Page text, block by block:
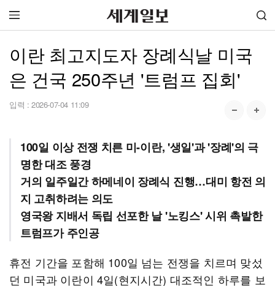
이란 최고지도자 장례식날 미국
은 건국 250주년 '트럼프 집회'
입력 : 2026-07-04 11:09
100일 이상 전쟁 치른 미-이란, '생일'과 '장례'의 극
명한 대조 풍경
거의 일주일간 하메네이 장례식 진행…대미 항전 의
지 고취하려는 의도
영국왕 지배서 독립 선포한 날 '노킹스' 시위 촉발한
트럼프가 주인공
휴전 기간을 포함해 100일 넘는 전쟁을 치르며 맞섰
던 미국과 이란이 4일(현지시간) 대조적인 하루를 보